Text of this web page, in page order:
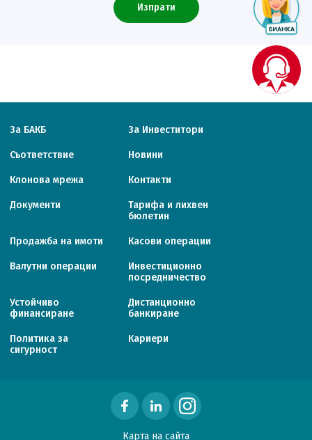
Изпрати
За БАКБ За Инвеститори
Съответствие Новини
Клонова мрежа Контакти
Документи
Тарифa и лихвен
бюлетин
Продажба на имоти Касови операции
Валутни операции
Инвестиционно
посредничество
Устойчиво
финансиране
Дистанционно
банкиране
Политика за
сигурност
Кариери
Карта на сайта